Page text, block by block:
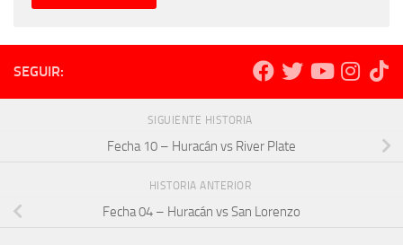
SEGUIR:
SIGUIENTE HISTORIA
Fecha 10 – Huracán vs River Plate
HISTORIA ANTERIOR
Fecha 04 – Huracán vs San Lorenzo